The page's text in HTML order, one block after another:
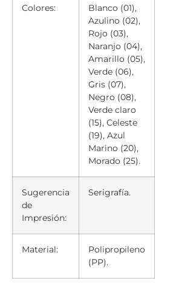
Colores:
Blanco (01),
Azulino (02),
Rojo (03),
Naranjo (04),
Amarillo (05),
Verde (06),
Gris (07),
Negro (08),
Verde claro
(15), Celeste
(19), Azul
Marino (20),
Morado (25).
Sugerencia
de
Impresión:
Serigrafía.
Material:
Polipropileno
(PP).